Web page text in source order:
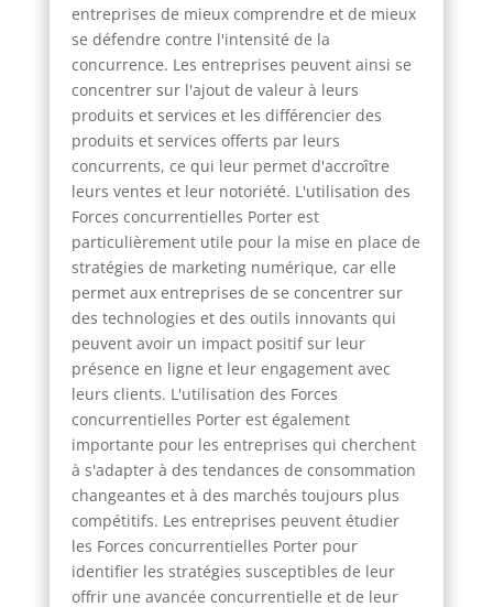
entreprises de mieux comprendre et de mieux
se défendre contre l'intensité de la
concurrence. Les entreprises peuvent ainsi se
concentrer sur l'ajout de valeur à leurs
produits et services et les différencier des
produits et services offerts par leurs
concurrents, ce qui leur permet d'accroître
leurs ventes et leur notoriété. L'utilisation des
Forces concurrentielles Porter est
particulièrement utile pour la mise en place de
stratégies de marketing numérique, car elle
permet aux entreprises de se concentrer sur
des technologies et des outils innovants qui
peuvent avoir un impact positif sur leur
présence en ligne et leur engagement avec
leurs clients. L'utilisation des Forces
concurrentielles Porter est également
importante pour les entreprises qui cherchent
à s'adapter à des tendances de consommation
changeantes et à des marchés toujours plus
compétitifs. Les entreprises peuvent étudier
les Forces concurrentielles Porter pour
identifier les stratégies susceptibles de leur
offrir une avancée concurrentielle et de leur